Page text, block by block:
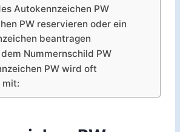
Autokennzeichen PW
PW reservieren oder ein
beantragen
Nummernschild PW
PW wird oft
mit: